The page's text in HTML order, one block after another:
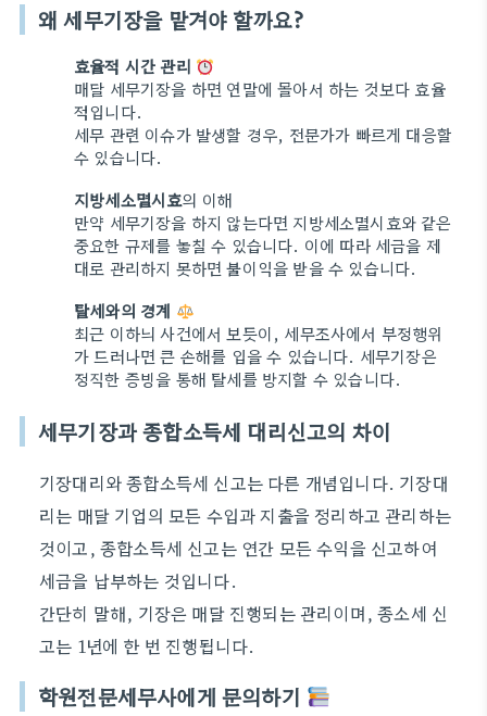
왜 세무기장을 맡겨야 할까요?
효율적 시간 관리
매달 세무기장을 하면 연말에 몰아서 하는 것보다 효율
적입니다.
세무 관련 이슈가 발생할 경우, 전문가가 빠르게 대응할
수 있습니다.
지방세소멸시효의 이해
만약 세무기장을 하지 않는다면 지방세소멸시효와 같은
중요한 규제를 놓칠 수 있습니다. 이에 따라 세금을 제
대로 관리하지 못하면 불이익을 받을 수 있습니다.
탈세와의 경계
최근 이하늬 사건에서 보듯이, 세무조사에서 부정행위
가 드러나면 큰 손해를 입을 수 있습니다. 세무기장은
정직한 증빙을 통해 탈세를 방지할 수 있습니다.
세무기장과 종합소득세 대리신고의 차이
기장대리와 종합소득세 신고는 다른 개념입니다. 기장대
리는 매달 기업의 모든 수입과 지출을 정리하고 관리하는
것이고, 종합소득세 신고는 연간 모든 수익을 신고하여
세금을 납부하는 것입니다.
간단히 말해, 기장은 매달 진행되는 관리이며, 종소세 신
고는 1년에 한 번 진행됩니다.
학원전문세무사에게 문의하기